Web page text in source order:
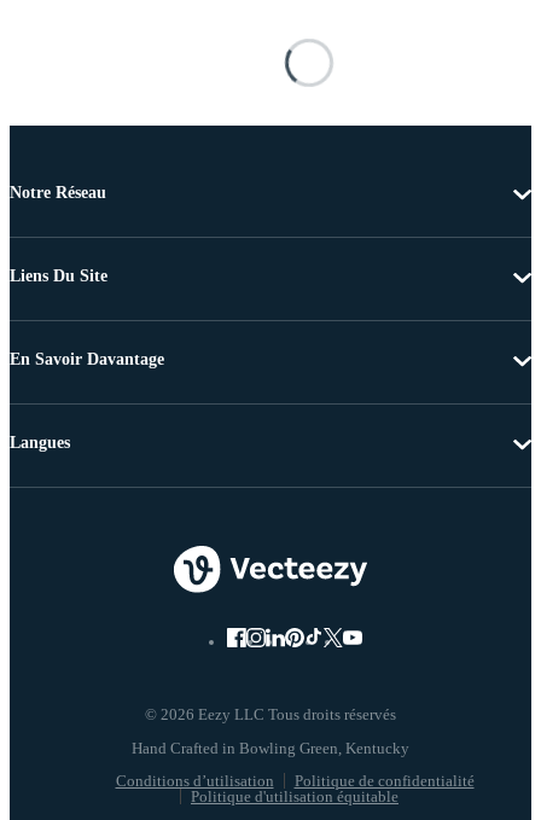
Notre Réseau
Liens Du Site
En Savoir Davantage
© 2026 Eezy LLC Tous droits réservés
Conditions d’utilisation
Politique de confidentialité
Politique d'utilisation équitable
Langues